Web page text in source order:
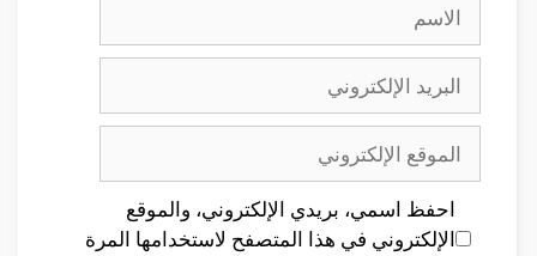
البريد
الإلكتروني
الموقع
الإلكتروني
احفظ اسمي، بريدي الإلكتروني، والموقع
الإلكتروني في هذا المتصفح لاستخدامها المرة